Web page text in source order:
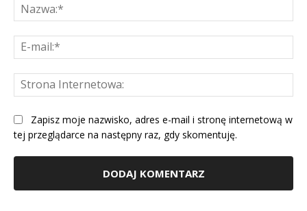
Zapisz moje nazwisko, adres e-mail i stronę internetową w
tej przeglądarce na następny raz, gdy skomentuję.